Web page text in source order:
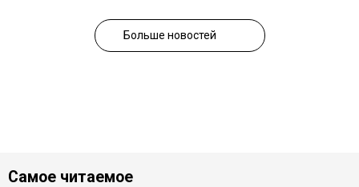
Больше новостей
Самое читаемое